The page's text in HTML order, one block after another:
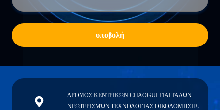
υποβολή
ΔΡΌΜΟΣ ΚΕΝΤΡΙΚΏΝ CHAOGUI ΓΙΑΓΙΆΔΩΝ
ΝΕΩΤΕΡΙΣΜΏΝ ΤΕΧΝΟΛΟΓΊΑΣ ΟΙΚΟΔΟΜΗΣΗΣ